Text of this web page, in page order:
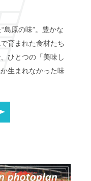
島原の味”。豊かな
育まれた食材たち
ひとつの「美味し
生まれなかった味